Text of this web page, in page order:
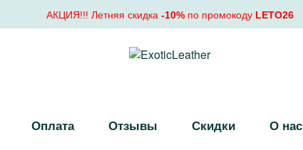
АКЦИЯ!!! Летняя скидка -10%по промокоду LETO26
Оплата Отзывы Скидки О нас